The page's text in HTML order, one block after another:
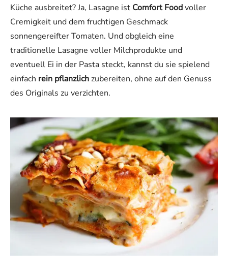
Küche ausbreitet? Ja, Lasagne ist Comfort Foodvoller
Cremigkeit und dem fruchtigen Geschmack
sonnengereifter Tomaten. Und obgleich eine
traditionelle Lasagne voller Milchprodukte und
eventuell Ei in der Pasta steckt, kannst du sie spielend
einfach rein pflanzlichzubereiten, ohne auf den Genuss
des Originals zu verzichten.